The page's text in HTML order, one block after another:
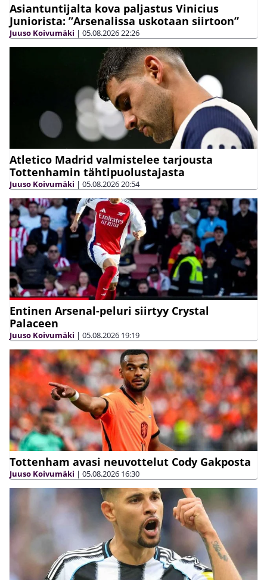
Asiantuntijalta kova paljastus Vinicius
Juniorista: ”Arsenalissa uskotaan siirtoon”
Juuso Koivumäki | 05.08.2026 22:26
Atletico Madrid valmistelee tarjousta
Tottenhamin tähtipuolustajasta
Juuso Koivumäki | 05.08.2026 20:54
Entinen Arsenal-peluri siirtyy Crystal
Palaceen
Juuso Koivumäki | 05.08.2026 19:19
Tottenham avasi neuvottelut Cody Gakposta
Juuso Koivumäki | 05.08.2026 16:30